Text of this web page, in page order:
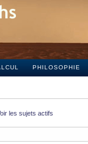
PHILOSOPHIE
les sujets actifs